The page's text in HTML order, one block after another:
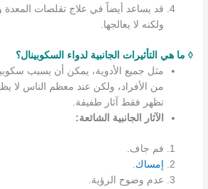
قد يساعد أيضاً في علاج تقلصات المعدة
ولكنه لا يعالجها.
◊ ما هي التأثيرات الجانبية لدواء السكوبينال؟
مثل جميع الأدوية، يمكن أن يسبب
من الأفراد، ولكن عند معظم الناس لا
تظهر فقط آثار طفيفة.
لآثار الجانبية الشائعة:
فم جاف.
إمساك
عدم وضوح الرؤية.